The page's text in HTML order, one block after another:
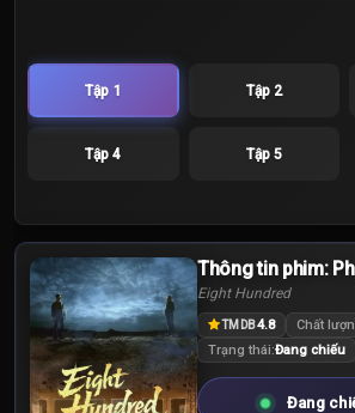
Tập 1 Tập 2
Tập 4 Tập 5
Thông tin phim:
Eight Hundred
TMDB4.8 Chất
Trạng thái:Đang chiếu
Đang